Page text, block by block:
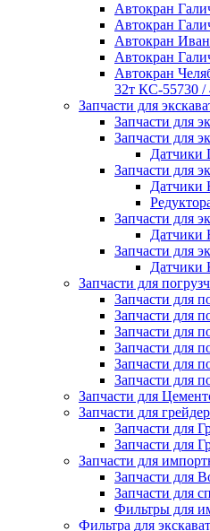
Автокран
Автокран
Автокран
Автокран
Автокран
32т КС-55730 /
Запчасти для
Запчасти для
Запчасти для
Датчики
Запчасти для
Датчики
Запчасти для
Датчики
Запчасти для
Датчики
Запчасти для
Запчасти для
Запчасти для
Запчасти для
Запчасти для
Запчасти для
Запчасти для
Запчасти для
Запчасти для
Запчасти для
Запчасти для
Запчасти для
Запчасти для
Запчасти для
Фильтры для
Фильтра для